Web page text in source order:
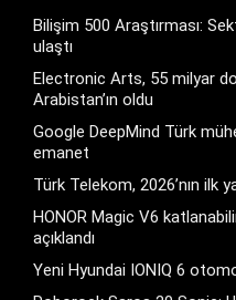
Bilişim 500 Araştırması:
ulaştı
Electronic Arts, 55 milyar
Arabistan’ın oldu
Google DeepMind Türk
emanet
Türk Telekom, 2026’nın ilk
HONOR Magic V6
açıklandı
Yeni Hyundai IONIQ 6